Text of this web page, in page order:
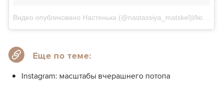
Видео опубликовано Настенька (@nastassiya_matskel)Июл 23 2015 в 5:27 PDT
Еще по теме:
Instagram: масштабы вчерашнего потопа